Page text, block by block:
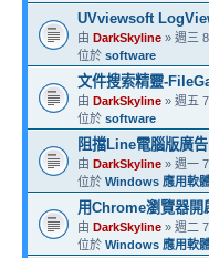
UVviewsoft
由 DarkSkyline » 週三
位於 software
文件搜索精靈-
由 DarkSkyline » 週五
位於 software
阻擋Line電腦版廣告
由 DarkSkyline » 週一
位於 Windows 應用軟
用Chrome瀏覽器開
由 DarkSkyline » 週二
位於 Windows 應用軟